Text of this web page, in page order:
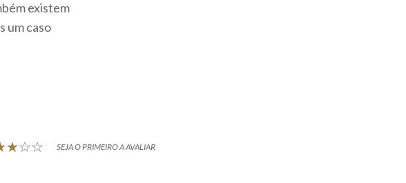
existem
um caso
SEJA O PRIMEIRO A AVALIAR